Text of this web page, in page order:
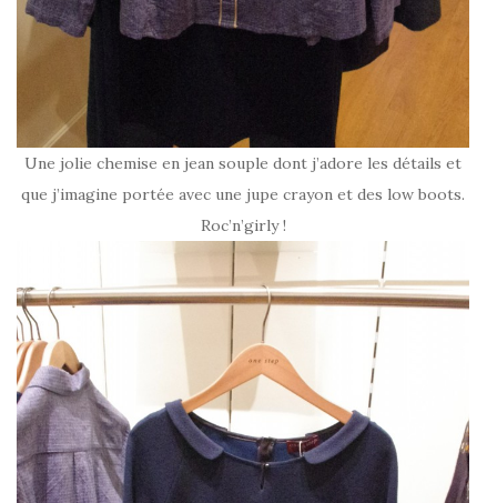
Une jolie chemise en jean souple dont j’adore les détails et
que j’imagine portée avec une jupe crayon et des low boots.
Roc’n’girly !